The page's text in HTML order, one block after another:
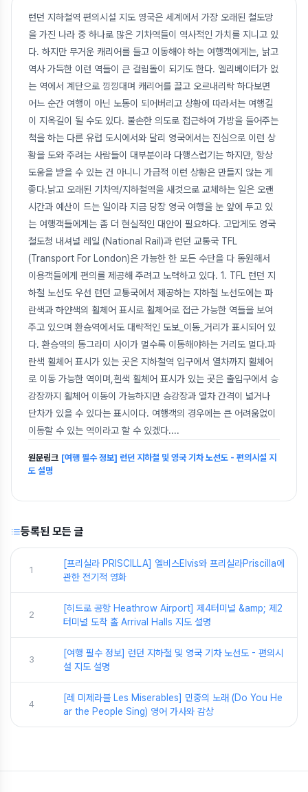
런던 지하철역 편의시설 지도 영국은 세계에서 가장 오래된 철도망
을 가진 나라 중 하나로 많은 기차역들이 역사적인 가치를 지니고 있
다. 하지만 무거운 캐리어를 들고 이동해야 하는 여행객에게는, 낡고
역사 가득한 이런 역들이 큰 걸림돌이 되기도 한다. 엘리베이터가 없
는 역에서 계단으로 낑낑대며 캐리어를 끌고 오르내리락 하다보면
어느 순간 여행이 아닌 노동이 되어버리고 상황에 따라서는 여행길
이 지옥길이 될 수도 있다. 불손한 의도로 접근하여 가방을 들어주는
척을 하는 다른 유럽 도시에서와 달리 영국에서는 진심으로 이런 상
황을 도와 주려는 사람들이 대부분이라 다행스럽기는 하지만, 항상
도움을 받을 수 있는 건 아니니 가급적 이런 상황은 만들지 않는 게
좋다.낡고 오래된 기차역/지하철역을 새것으로 교체하는 일은 오랜
시간과 예산이 드는 일이라 지금 당장 영국 여행을 눈 앞에 두고 있
는 여행객들에게는 좀 더 현실적인 대안이 필요하다. 고맙게도 영국
철도청 내셔널 레일 (National Rail)과 런던 교통국 TFL
(Transport For London)은 가능한 한 모든 수단을 다 동원해서
이용객들에게 편의를 제공해 주려고 노력하고 있다. 1. TFL 런던 지
하철 노선도 우선 런던 교통국에서 제공하는 지하철 노선도에는 파
란색과 하얀색의 휠체어 표시로 휠체어로 접근 가능한 역들을 보여
주고 있으며 환승역에서도 대략적인 도보_이동_거리가 표시되어 있
다. 환승역의 동그라미 사이가 멀수록 이동해야하는 거리도 멀다.파
란색 휠체어 표시가 있는 곳은 지하철역 입구에서 열차까지 휠체어
로 이동 가능한 역이며,흰색 휠체어 표시가 있는 곳은 출입구에서 승
강장까지 휠체어 이동이 가능하지만 승강장과 열차 간격이 넓거나
단차가 있을 수 있다는 표시이다. 여행객의 경우에는 큰 어려움없이
이동할 수 있는 역이라고 할 수 있겠다....
원문링크 [여행 필수 정보] 런던 지하철 및 영국 기차 노선도 - 편의시설 지
도 설명
등록된 모든 글
1
[프리실라 PRISCILLA] 엘비스Elvis와 프리실라Priscilla에
관한 전기적 영화
2
[히드로 공항 Heathrow Airport] 제4터미널 &amp; 제2
터미널 도착 홀 Arrival Halls 지도 설명
3
[여행 필수 정보] 런던 지하철 및 영국 기차 노선도 - 편의시
설 지도 설명
4
[레 미제라블 Les Miserables] 민중의 노래 (Do You He
ar the People Sing) 영어 가사와 감상